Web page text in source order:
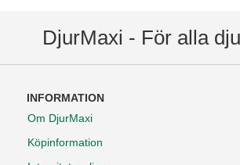
DjurMaxi - För alla
INFORMATION
Om DjurMaxi
Köpinformation